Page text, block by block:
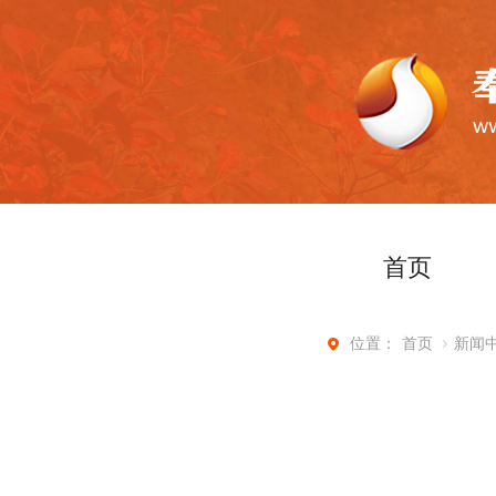
首页
位置： 首页 新闻